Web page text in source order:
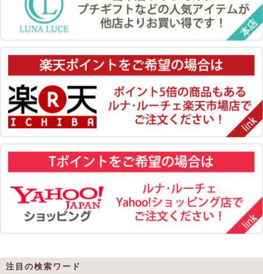
注目の検索ワード